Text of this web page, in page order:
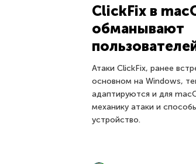
ClickFix в
обманывают
Атаки ClickFix, ранее
основном на Windows,
адаптируются и для
механику атаки и
устройство.